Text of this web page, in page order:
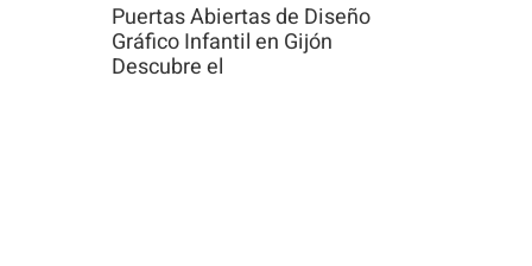
Puertas Abiertas de Diseño
Gráfico Infantil en Gijón
Descubre el